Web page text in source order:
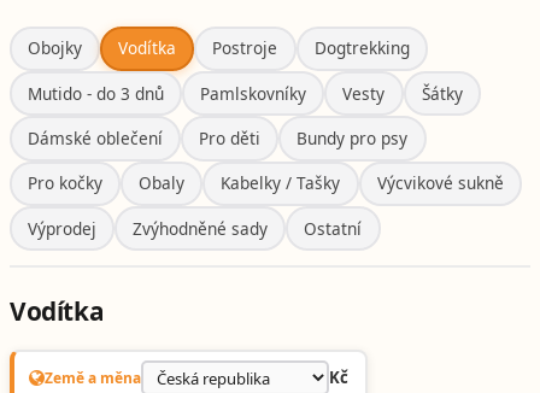
Obojky Vodítka Postroje
Dogtrekking
Mutido - do 3 dnů
Pamlskovníky Vesty
Šátky
Dámské oblečení
Pro děti
Bundy pro psy
Pro kočky
Obaly Kabelky / Tašky
Výcvikové sukně
Výprodej
Zvýhodněné sady Ostatní
Vodítka
Země a měna Kč